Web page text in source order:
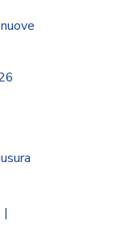
|